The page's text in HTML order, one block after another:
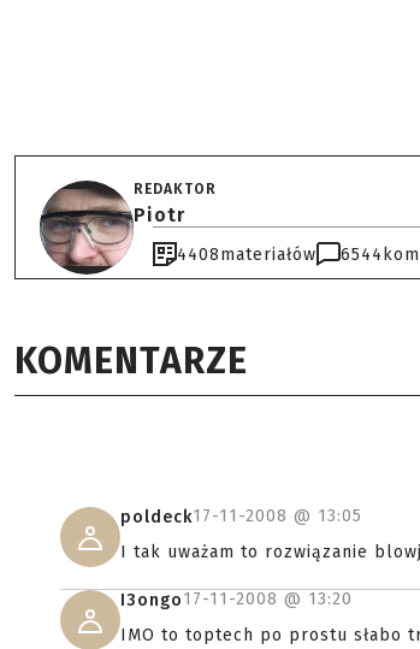
REDAKTOR
Piotr
4408materiałów 6544
KOMENTARZE
poldeck17-11-2008 @ 13:05
I tak uważam to rozwiązanie
I3ongo17-11-2008 @ 13:20
IMO to toptech po prostu słabo